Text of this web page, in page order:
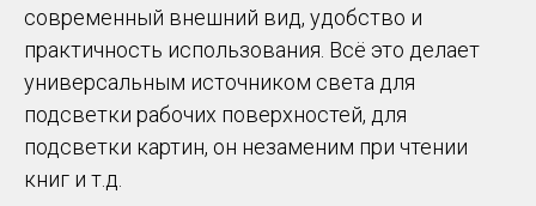
современный внешний вид, удобство и
практичность использования. Всё это делает
универсальным источником света для
подсветки рабочих поверхностей, для
подсветки картин, он незаменим при чтении
книг и т.д.